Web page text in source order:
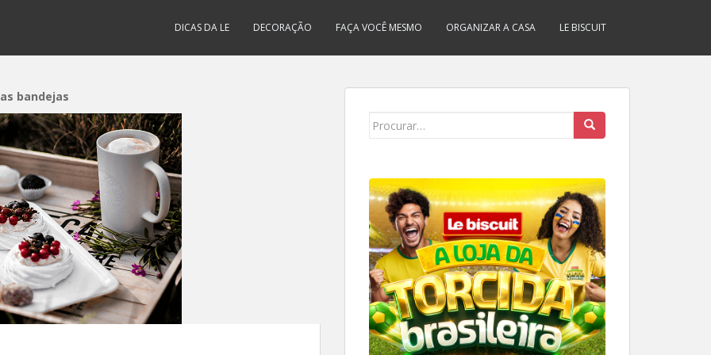
DICAS DA LE DECORAÇÃO FAÇA VOCÊ MESMO ORGANIZAR A CASA LE BISCUIT
bandejas
Search